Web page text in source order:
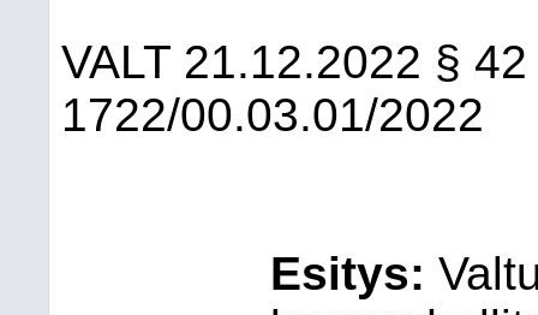
VALT 21.12.2022 § 42
1722/00.03.01/2022
Esitys: